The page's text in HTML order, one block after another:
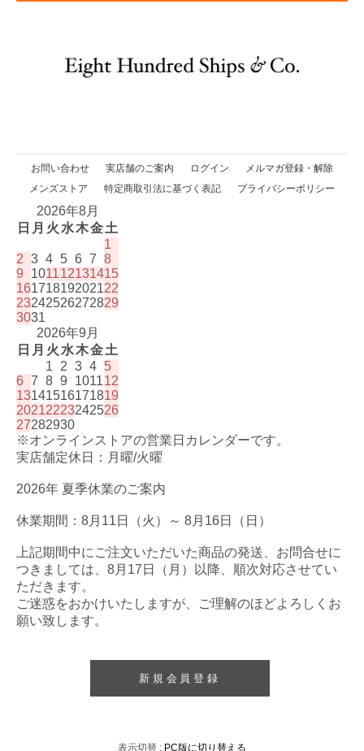
お問い合わせ 実店舗のご案内 ログイン
メルマガ登録・解除
メンズストア
特定商取引法に基づく表記 プライバシーポリシー
2026年8月
日 月 火 水木金土
1
2 3 4 5 6 7 8
9
101112131415
16171819202122
23242526272829
3031
2026年9月
日 月 火 水木金土
1
2 3 4 5
6 7 8 9 101112
13141516171819
20212223242526
27282930
※オンラインストアの営業日カレンダーです。
実店舗定休日：月曜/火曜
2026年 夏季休業のご案内
休業期間：8月11日（火）～ 8月16日（日）
上記期間中にご注文いただいた商品の発送、お問合せに
つきましては、8月17日（月）以降、順次対応させてい
ただきます。
ご迷惑をおかけいたしますが、ご理解のほどよろしくお
願い致します。
新規会員登録
表示切替 : PC版に切り替える